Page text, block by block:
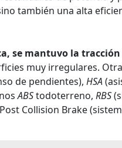
también una alta
se mantuvo la tracción
muy irregulares.
de pendientes), HSA
ABStodoterreno, RBS
Collision Brake